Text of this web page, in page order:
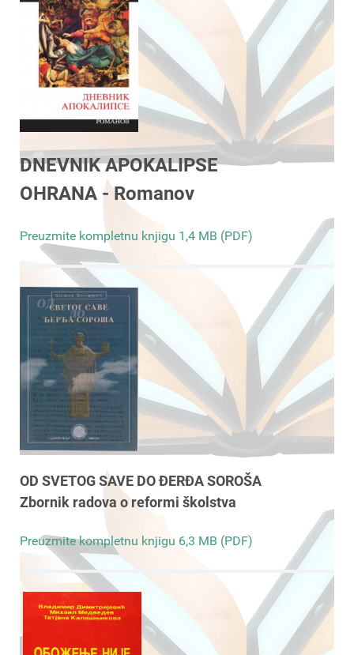
DNEVNIK APOKALIPSE
OHRANA - Romanov
Preuzmite kompletnu knjigu 1,4 MB (PDF)
OD SVETOG SAVE DO ĐERĐA SOROŠA
Zbornik radova o reformi školstva
Preuzmite kompletnu knjigu 6,3 MB (PDF)